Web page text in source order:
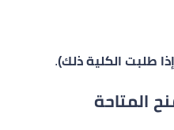
طلبت الكلية ذلك).
المتاحة